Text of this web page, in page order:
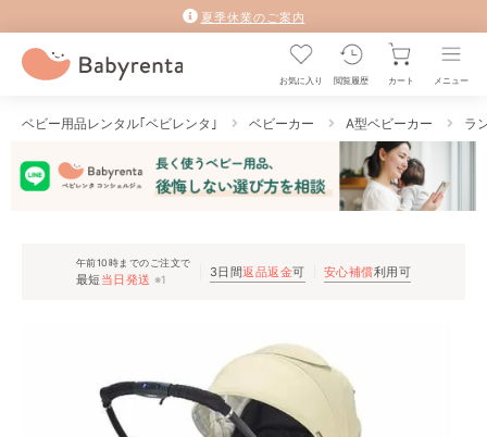
夏季休業のご案内
お気に入り 閲覧履歴 カート メニュー
ベビー用品レンタル｢ベビレンタ｣ ベビーカー A型ベビーカー ラ
午前10時までのご注文で
最短 当日発送 ※1 3日間返品返金可 安心補償利用可